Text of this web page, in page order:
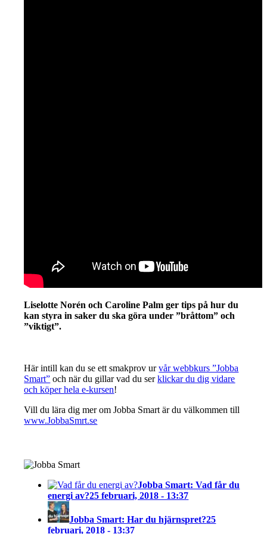
Liselotte Norén och Caroline Palm ger tips på hur du
kan styra in saker du ska göra under ”bråttom” och
”viktigt”.
Här intill kan du se ett smakprov urvår webbkurs ”Jobba
Smart” och när du gillar vad du serklickar du dig vidare
och köper hela e-kursen!
Vill du lära dig mer om Jobba Smart är du välkommen till
www.JobbaSmrt.se
Jobba Smart: Vad får du
energi av?25 februari, 2018 - 13:37
Jobba Smart: Har du hjärnspret?25
februari, 2018 - 13:37